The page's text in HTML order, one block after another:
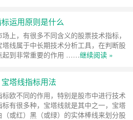
运用原则是什么
上，有很多不同含义的股票技术指标，
塔线属于中长期技术分析工具，在判断股
起到非常重要的作用 ……继续阅读 »
塔线指标用法
标欧不同的作用，特别是股市中进行技术
标有很多种，宝塔线就是其中之一，宝塔
（或红）黑（或绿）的实体棒线来划分股